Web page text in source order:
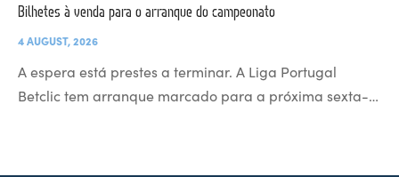
Bilhetes à venda para o arranque do campeonato
4 AUGUST, 2026
A espera está prestes a terminar. A Liga Portugal
Betclic tem arranque marcado para a próxima sexta-…